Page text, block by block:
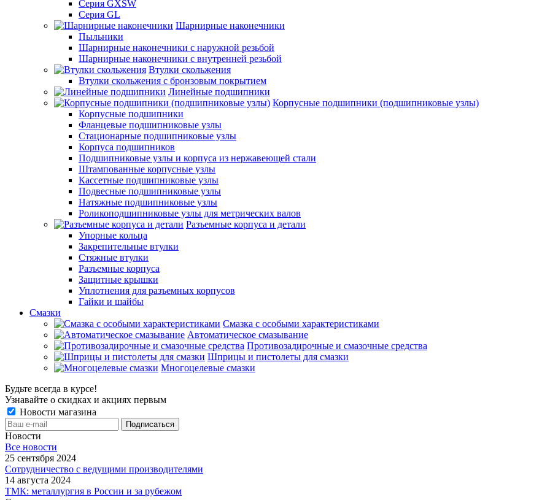
Серия GXSW
Серия GL
Шарнирные наконечники
Пыльники
Шарнирные наконечники с наружной резьбой
Шарнирные наконечники с внутренней резьбой
Втулки скольжения
Втулки скольжения с бронзовым покрытием
Линейные подшипники
Корпусные подшипники (подшипниковые узлы)
Корпусные подшипники
Фланцевые подшипниковые узлы
Стационарные подшипниковые узлы
Корпуса подшипников
Подшипниковые узлы и корпуса из нержавеющей стали
Штампованные корпусные узлы
Кассетные подшипниковые узлы
Подвесные подшипниковые узлы
Натяжные подшипниковые узлы
Роликоподшипниковые узлы для метрических валов
Разъемные корпуса и детали
Упорные кольца
Закрепительные втулки
Стяжные втулки
Разъемные корпуса
Защитные крышки
Уплотнения для разъемных корпусов
Гайки и шайбы
Смазки
Смазка с особыми характеристиками
Автоматическое смазывание
Противозадирочные и смазочные средства
Шприцы и пистолеты для смазки
Многоцелевые смазки
Будьте всегда в курсе!
Узнавайте о скидках и акциях первым
Новости магазина
Новости
Все новости
25 сентября 2024
Сотрудничество с ведущими производителями
14 августа 2024
ТМК: металлургия в России и за рубежом